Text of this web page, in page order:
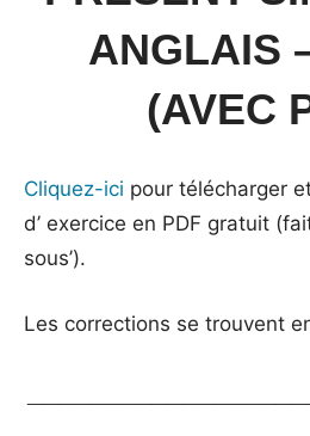
ANGLAIS
(AVEC
Cliquez-ici pour télécharger
d’ exercice en PDF gratuit
sous’).
Les corrections se trouvent